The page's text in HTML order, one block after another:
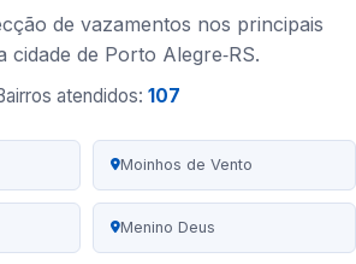
de vazamentos nos principais
cidade de Porto Alegre‑RS.
atendidos: 107
Moinhos de Vento
Menino Deus